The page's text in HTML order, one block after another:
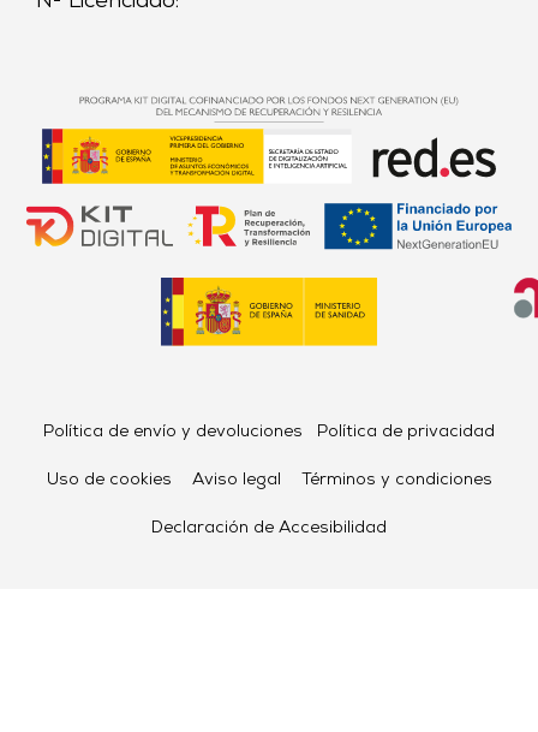
Política de envío y devoluciones Política de privacidad
Uso de cookies Aviso legal Términos y condiciones
Declaración de Accesibilidad